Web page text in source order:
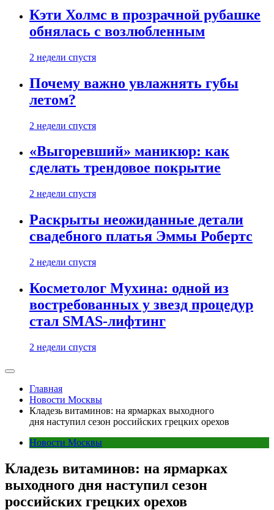
Кэти Холмс в прозрачной рубашке
обнялась с возлюбленным
2 недели спустя
Почему важно увлажнять губы
летом?
2 недели спустя
«Выгоревший» маникюр: как
сделать трендовое покрытие
2 недели спустя
Раскрыты неожиданные детали
свадебного платья Эммы Робертс
2 недели спустя
Косметолог Мухина: одной из
востребованных у звезд процедур
стал SMAS-лифтинг
2 недели спустя
Главная
Новости Москвы
Кладезь витаминов: на ярмарках выходного
дня наступил сезон российских грецких орехов
Новости Москвы
Кладезь витаминов: на ярмарках
выходного дня наступил сезон
российских грецких орехов